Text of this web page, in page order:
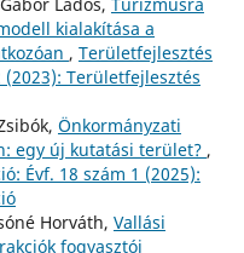
kialakítása a
, Területfejlesztés
Területfejlesztés
Önkormányzati
egy új kutatási terület? ,
Évf. 18 szám 1 (2025):
Horváth, Vallási
fogyasztói